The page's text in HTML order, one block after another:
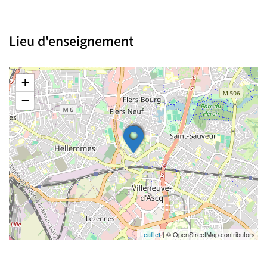
Lieu d'enseignement
+
−
Leaflet| © OpenStreetMap contributors